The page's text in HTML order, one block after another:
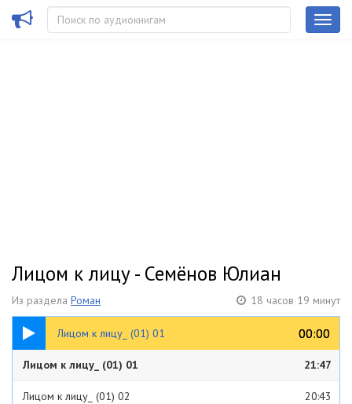
Лицом к лицу - Семёнов Юлиан
Из раздела Роман 18 часов 19 минут
Лицом к лицу_ (01) 01 00:00
00:00
21:47
Лицом к лицу_ (01) 01 21:47
Лицом к лицу_ (01) 02 20:43